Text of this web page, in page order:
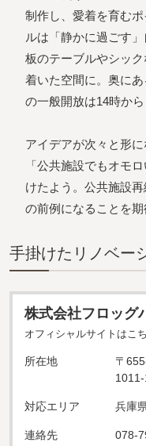
制作し、愛着を育む
ルは「静かに過ごす
板のテーブルやシッ
着いた空間に。奥に
の一般開放は14時から
アイデアが次々と形
「公共施設でもオモ
けたよう。公共施設
の前例になることを期
⼿掛けたリノベー
株式会社フロッグ
オフィシャルサイトはこ
所在地
〒
対応エリア 兵庫
連絡先 078-